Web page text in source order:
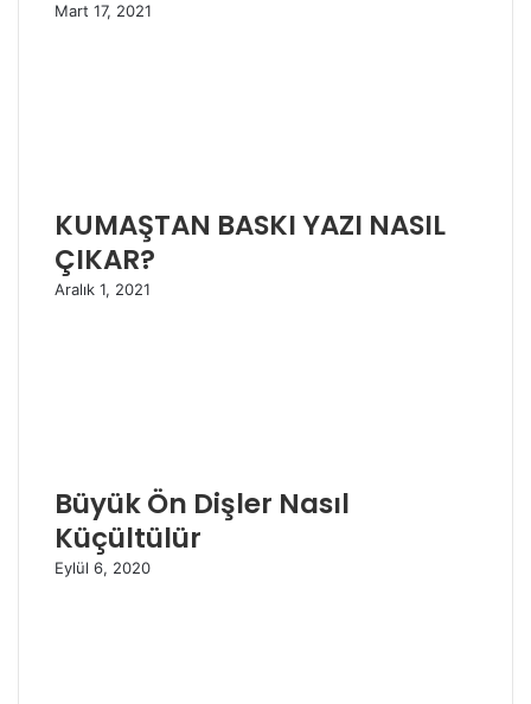
Mart 17, 2021
KUMAŞTAN BASKI YAZI NASIL
ÇIKAR?
Aralık 1, 2021
Büyük Ön Dişler Nasıl
Küçültülür
Eylül 6, 2020